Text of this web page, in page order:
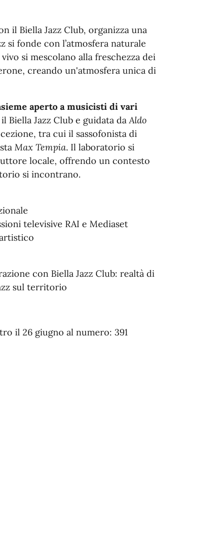
il Biella Jazz Club, organizza una
si fonde con l’atmosfera naturale
si mescolano alla freschezza dei
creando un'atmosfera unica di
aperto a musicisti di vari
Biella Jazz Club e guidata daAldo
tra cui il sassofonista di
Max Tempia. Il laboratorio si
locale, offrendo un contesto
si incontrano.
televisive RAI e Mediaset
con Biella Jazz Club: realtà di
sul territorio
il 26 giugno al numero: 391